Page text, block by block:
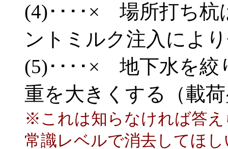
(4)････× 場所打ち杭
ントミルク注入によ
(5)････× 地下水を絞
重を大きくする（載
※これは知らなければ答
常識レベルで消去してほ